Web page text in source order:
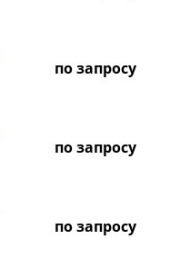
по запросу
по запросу
по запросу